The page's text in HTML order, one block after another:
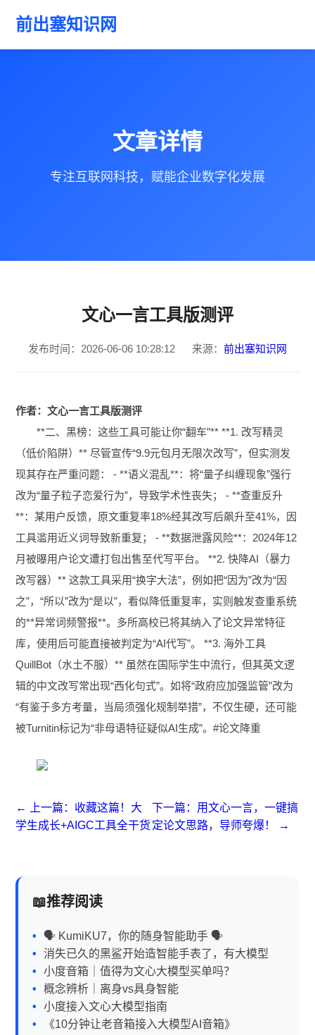
前出塞知识网
文章详情
专注互联网科技，赋能企业数字化发展
文心一言工具版测评
发布时间：2026-06-06 10:28:12 来源： 前出塞知识网
作者：文心一言工具版测评
**二、黑榜：这些工具可能让你“翻车”** **1. 改写精灵
（低价陷阱）** 尽管宣传“9.9元包月无限次改写”，但实测发
现其存在严重问题： - **语义混乱**：将“量子纠缠现象”强行
改为“量子粒子恋爱行为”，导致学术性丧失； - **查重反升
**：某用户反馈，原文重复率18%经其改写后飙升至41%，因
工具滥用近义词导致新重复； - **数据泄露风险**：2024年12
月被曝用户论文遭打包出售至代写平台。 **2. 快降AI（暴力
改写器）** 这款工具采用“换字大法”，例如把“因为”改为“因
之”，“所以”改为“是以”，看似降低重复率，实则触发查重系统
的**异常词频警报**。多所高校已将其纳入了论文异常特征
库，使用后可能直接被判定为“AI代写”。 **3. 海外工具
QuillBot（水土不服）** 虽然在国际学生中流行，但其英文逻
辑的中文改写常出现“西化句式”。如将“政府应加强监管”改为
“有鉴于多方考量，当局须强化规制举措”，不仅生硬，还可能
被Turnitin标记为“非母语特征疑似AI生成”。#论文降重
← 上一篇：收藏这篇！大
学生成长+AIGC工具全干货
下一篇：用文心一言，一键搞
定论文思路，导师夸爆！ →
推荐阅读
🗣 KumiKU7，你的随身智能助手 🗣
消失已久的黑鲨开始造智能手表了，有大模型
小度音箱｜值得为文心大模型买单吗？
概念辨析｜离身vs具身智能
小度接入文心大模型指南
《10分钟让老音箱接入大模型AI音箱》